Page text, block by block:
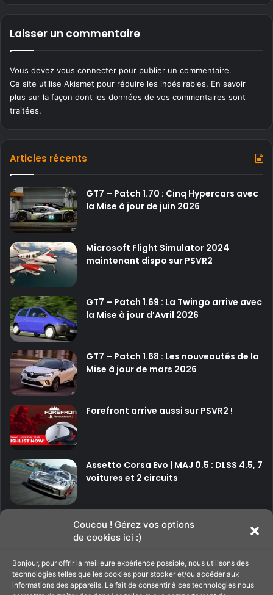
Coucou ! Gérez vos options
de cookies ici :)
Bonjour, pour offrir la meilleure expérience possible, nous utilisons des
technologies telles que les cookies pour stocker et/ou accéder aux
informations des appareils. Le fait de consentir à ces technologies nous
Laisser un commentaire
Vous devez vous connecter pour publier un commentaire.
Ce site utilise Akismet pour réduire les indésirables. En savoir
plus sur la façon dont les données de vos commentaires sont
traitées.
Articles récents
GT7 – Patch 1.70 : Cinq Hypercars avec
la Mise à jour de juin 2026
Microsoft Flight Simulator 2024
maintenant dispo sur PSVR2
GT7 – Patch 1.69 : La Twingo arrive avec
la Mise à jour d’Avril 2026
GT7 – Patch 1.68 : Les nouveautés de la
Mise à jour de mars 2026
Forefront arrive aussi sur PSVR2 !
Assetto Corsa Evo | MAJ 0.5 : DLSS 4.5, 7
voitures et 2 circuits
P
a
e
p
P
e
Soutenir le site